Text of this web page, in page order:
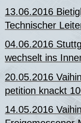
13.06.2016
Technischer
04.06.2016
wechselt ins
20.05.2016
petition knackt
14.05.2016